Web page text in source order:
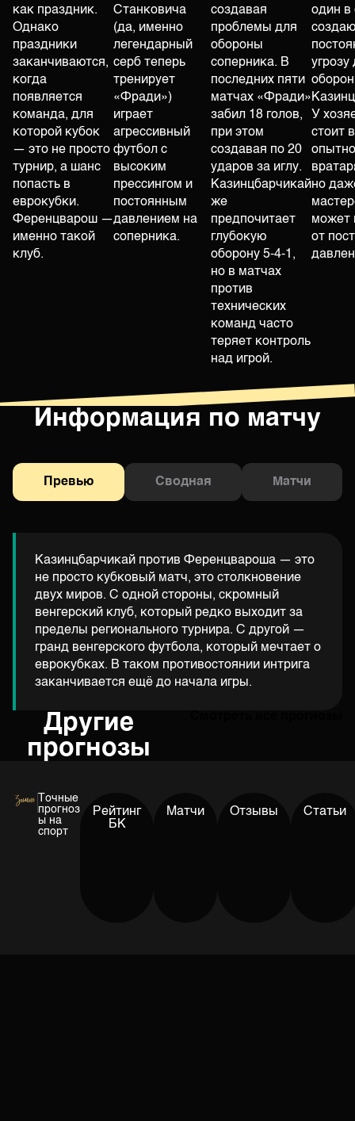
как праздник.
Однако
праздники
заканчиваются,
когда
появляется
команда, для
которой кубок
— это не просто
турнир, а шанс
попасть в
еврокубки.
Ференцварош —
именно такой
клуб.
Станковича
(да, именно
легендарный
серб теперь
тренирует
«Фради»)
играет
агрессивный
футбол с
высоким
прессингом и
постоянным
давлением на
соперника.
создавая
проблемы для
обороны
соперника. В
последних пяти
матчах «Фради»
забил 18 голов,
при этом
создавая по 20
ударов за иглу.
Казинцбарчикай
же
предпочитает
глубокую
оборону 5-4-1,
но в матчах
против
технических
команд часто
теряет контроль
над игрой.
один в
угрозу
У
стоит
но
может
от
Информация по матчу
Превью Сводная Матчи
Казинцбарчикай против Ференцвароша — это
не просто кубковый матч, это столкновение
двух миров. С одной стороны, скромный
венгерский клуб, который редко выходит за
пределы регионального турнира. С другой —
гранд венгерского футбола, который мечтает о
еврокубках. В таком противостоянии интрига
заканчивается ещё до начала игры.
Другие
прогнозы
Точные
прогноз
ы на
спорт
Рейтинг
БК
Матчи Отзывы Статьи